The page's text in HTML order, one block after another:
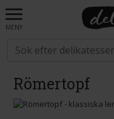
MENY
Römertopf